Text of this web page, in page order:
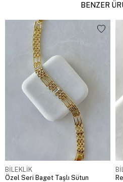
BENZER
BİLEKLİK
Özel Seri Baget Taşlı Sütun